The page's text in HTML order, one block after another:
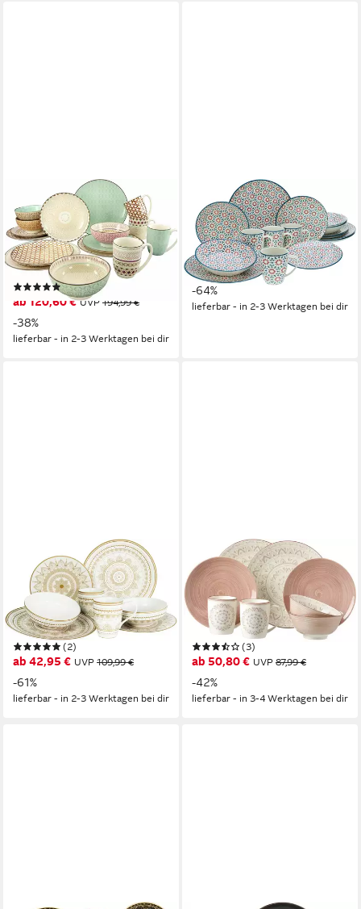
CREATABLE
Kombiservice Geschirr-Set
Mandala (16-tlg), 4 Personen,
Steinzeug, Service, 4 Designs,
16 Teile, für 4 Personen
(59)
ab 120,60 € UVP 194,99 €
-38%
lieferbar - in 2-3 Werktagen bei dir
CREATABLE
Kombiservice Stella (16-tlg), 4
Personen, Steingut,
orientalisch mediterraner Stil
ab 54,02 € UVP149,99 €
-64%
lieferbar - in 2-3 Werktagen bei dir
CREATABLE
Kombiservice Mandala Gold
(8-tlg), 2 Personen,
Steinzeug, Service, goldene
orientalische Motive, 8 Teile,
für 2 Personen
(2)
ab 42,95 € UVP 109,99 €
-61%
lieferbar - in 2-3 Werktagen bei dir
RITZENHOFF & BREKER
Kombiservice Geschirr-Set,
Service Valencia (8-tlg), 2
Personen, Steinzeug, 8 Teile,
für 2 Personen
(3)
ab 50,80 € UVP 87,99 €
-42%
lieferbar - in 3-4 Werktagen bei dir